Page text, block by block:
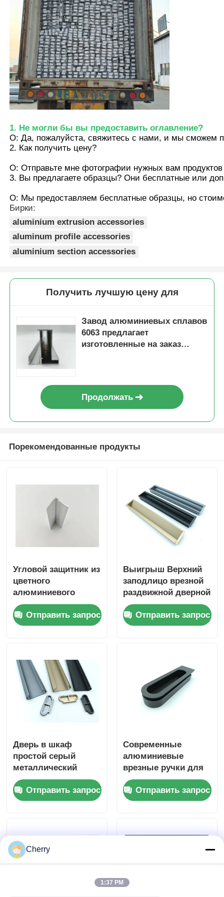
профили деревянного финиша алюминиевые
Алюминиевые профили
Алюминиевые профили экструзионных
1. Не могли бы вы предоставить оглавление?
О: Да, пожалуйста, свяжитесь с нами, и мы сможем
2. Как получить цену?
О: Отправьте мне фотографии нужных вам продуктов
3. Вы предлагаете образцы? Они бесплатные или
О: Мы предоставляем бесплатные образцы, но
Бирки:
aluminium extrusion accessories
aluminum profile accessories
aluminium section accessories
Получить лучшую цену для
Завод алюминиевых сплавов
6063 предлагает
изготовленные на заказ
алюминиевые профили
большого сечения по
Продолжать
Порекомендованные продукты
Угловой защитник из
цветного
алюминиевого
сплава
Отправить запрос
Выигрыш Верхний
заподлицо врезной
раздвижной дверной
ручки мебель
алюминиевый
профиль скрытый
Отправить запрос
Дверь в шкаф
простой серый
металлический
скрытый рукоятка
шкаф рукоятка
втянутая рукоятка
Отправить запрос
Современные
алюминиевые
врезные ручки для
шкафов, невидимые
ручки для шкафов,
стеклянных дверей,
Отправить запрос
Cherry
1:37 PM